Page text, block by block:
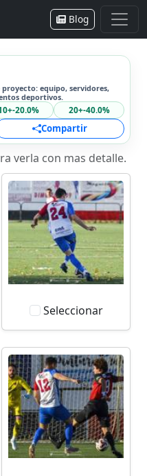
Blog
equipo, servidores,
deportivos.
-20.0% 20+-40.0%
Compartir
verla con mas detalle.
Seleccionar